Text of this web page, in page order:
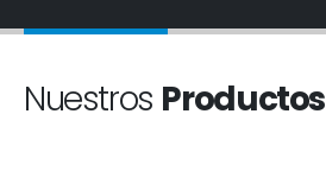
Nuestros Productos